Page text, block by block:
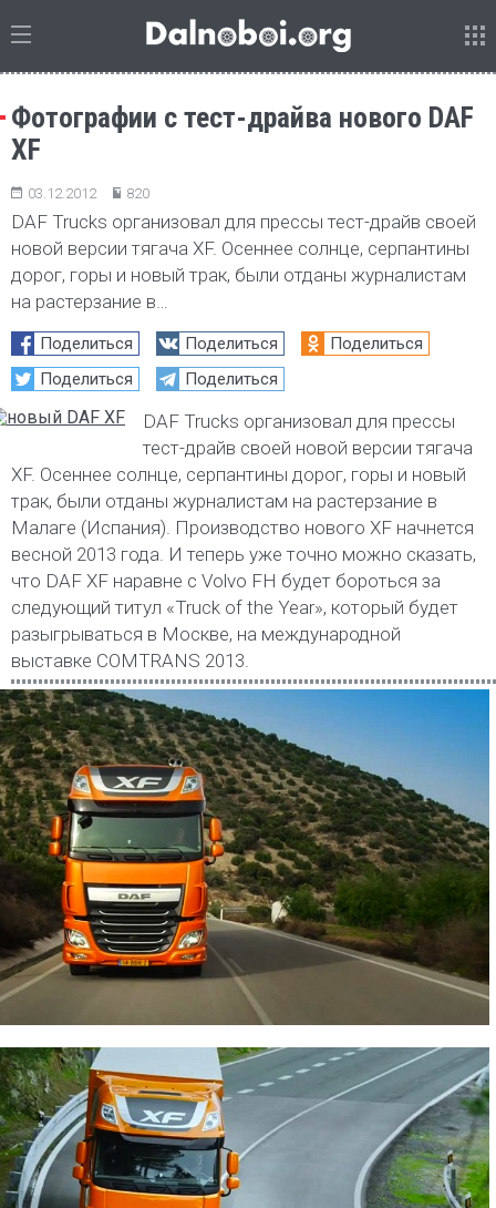
Фотографии с тест-драйва нового DAF
XF
03.12.2012 820
DAF Trucks организовал для прессы тест-драйв своей
новой версии тягача XF. Осеннее солнце, серпантины
дорог, горы и новый трак, были отданы журналистам
на растерзание в…
Поделиться Поделиться
Поделиться
Поделиться
Поделиться
DAF Trucks организовал для прессы
тест-драйв своей новой версии тягача
XF. Осеннее солнце, серпантины дорог, горы и новый
трак, были отданы журналистам на растерзание в
Малаге (Испания). Производство нового XF начнется
весной 2013 года. И теперь уже точно можно сказать,
что DAF XF наравне с Volvo FH будет бороться за
следующий титул «Truck of the Year», который будет
разыгрываться в Москве, на международной
выставке COMTRANS 2013.